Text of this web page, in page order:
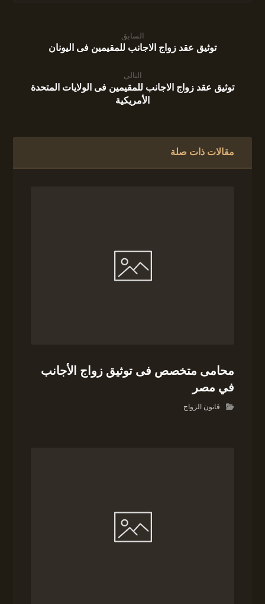
السابق
توثيق عقد زواج الاجانب للمقيمين فى اليونان
التالى
توثيق عقد زواج الاجانب للمقيمين فى الولايات المتحدة
الأمريكية
مقالات ذات صلة
محامى متخصص فى توثيق زواج الأجانب
في مصر
قانون الزواج